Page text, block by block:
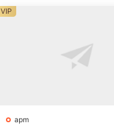
apm
VIP